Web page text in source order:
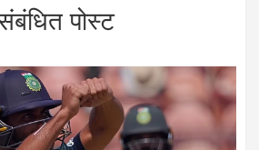
पोस्ट